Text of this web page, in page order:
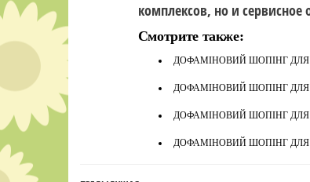
комплексов, но и
Смотрите также:
ДОФАМІНОВИЙ ШОПІНГ ДЛЯ
ДОФАМІНОВИЙ ШОПІНГ ДЛЯ
ДОФАМІНОВИЙ ШОПІНГ ДЛЯ
ДОФАМІНОВИЙ ШОПІНГ ДЛЯ